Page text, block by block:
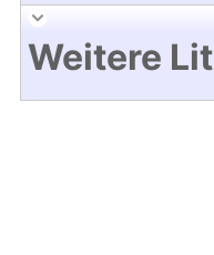
Weitere